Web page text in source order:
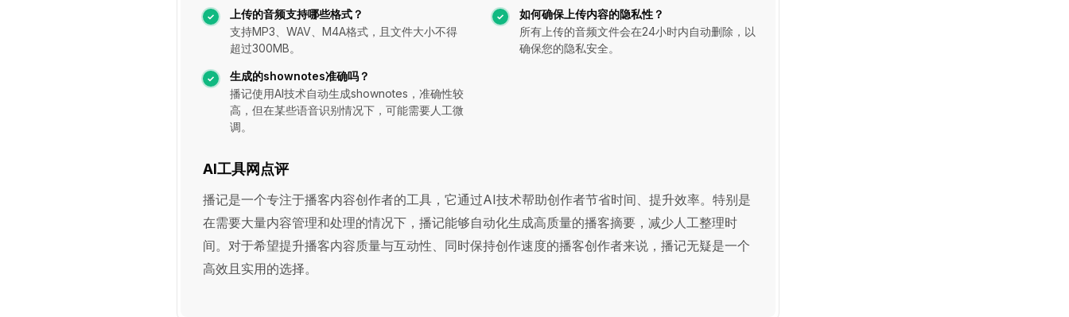
上传的音频支持哪些格式？
支持MP3、WAV、M4A格式，且文件大小不得
超过300MB。
如何确保上传内容的隐私性？
所有上传的音频文件会在24小时内自动删除，以
确保您的隐私安全。
生成的shownotes准确吗？
播记使用AI技术自动生成shownotes，准确性较
高，但在某些语音识别情况下，可能需要人工微
调。
AI工具网点评
播记是一个专注于播客内容创作者的工具，它通过AI技术帮助创作者节省时间、提升效率。特别是
在需要大量内容管理和处理的情况下，播记能够自动化生成高质量的播客摘要，减少人工整理时
间。对于希望提升播客内容质量与互动性、同时保持创作速度的播客创作者来说，播记无疑是一个
高效且实用的选择。